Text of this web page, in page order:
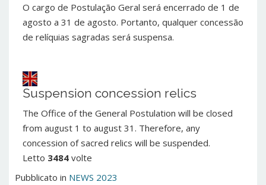
O cargo de Postulação Geral será encerrado de 1 de
agosto a 31 de agosto. Portanto, qualquer concessão
de relíquias sagradas será suspensa.
Suspension concession relics
The Office of the General Postulation will be closed
from august 1 to august 31. Therefore, any
concession of sacred relics will be suspended.
Letto 3484 volte
Pubblicato in NEWS 2023